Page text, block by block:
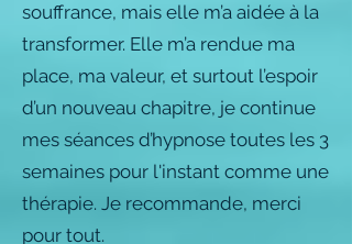
souffrance, mais elle m’a aidée à la
transformer. Elle m’a rendue ma
place, ma valeur, et surtout l’espoir
d’un nouveau chapitre, je continue
mes séances d’hypnose toutes les 3
semaines pour l'instant comme une
thérapie. Je recommande, merci
pour tout.